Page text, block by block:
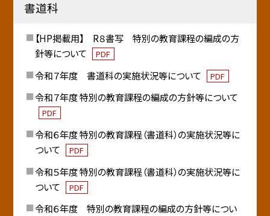
書道科
【HP掲載用】 R８書写 特別の教育課程の編成の方
針等について
PDF
令和７年度 書道科の実施状況等について PDF
令和７年度 特別の教育課程の編成の方針等について
PDF
令和６年度 特別の教育課程（書道科）の実施状況等に
ついて
PDF
令和５年度 特別の教育課程（書道科）の実施状況等に
ついて
PDF
令和６年度 特別の教育課程の編成の方針等につい